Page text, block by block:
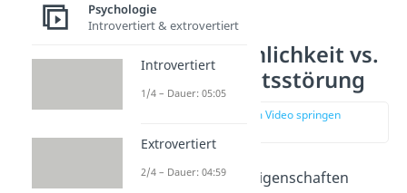
Starke Persönlichkeit vs.
Persönlichkeitsstörung
zur Stelle im Video springen
Die Persönlichkeitseigenschaften
Psychologie
Introvertiert & extrovertiert
Introvertiert
1/4 – Dauer: 05:05
Extrovertiert
2/4 – Dauer: 04:59